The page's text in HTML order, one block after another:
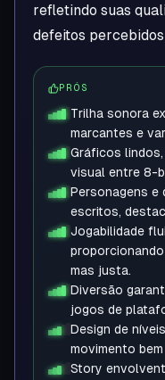
refletindo suas
defeitos
PRÓS
Trilha sonora
marcantes e
Gráficos
visual entre 8-
Personagens e
escritos,
Jogabilidade
mas justa.
Diversão
jogos de
Design de
movimento
Story